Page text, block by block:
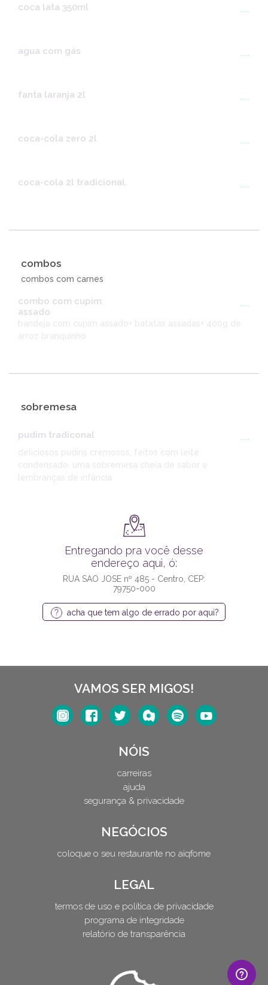
coca lata 350ml ---
agua com gás ---
fanta laranja 2l ---
coca-cola zero 2l ---
coca-cola 2l tradicional. ---
combos
combos com carnes
combo com cupim
assado
---
bandeja com cupim assado+ batatas assadas+ 400g de
sobremesa
pudim tradiconal
---
deliciosos pudins cremosos, feitos com leite
condensado. uma sobremesa cheia de sabor e
lembranças de infância.
Entregando pra você desse
endereço aqui, ó:
RUA SAO JOSE nº 485 - Centro, CEP:
79750-000
acha que tem algo de errado por aqui?
VAMOS SER MIGOS!
NÓIS
carreiras
ajuda
segurança & privacidade
NEGÓCIOS
coloque o seu restaurante no aiqfome
LEGAL
termos de uso e política de privacidade
programa de integridade
relatório de transparência